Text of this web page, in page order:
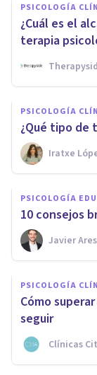
PSICOLOGÍA
¿Cuál es el
terapia
PSICOLOGÍA
¿Qué tipo de
Iratxe
PSICOLOGÍA
10 consejos
Javier
PSICOLOGÍA
Cómo
seguir
Clínicas